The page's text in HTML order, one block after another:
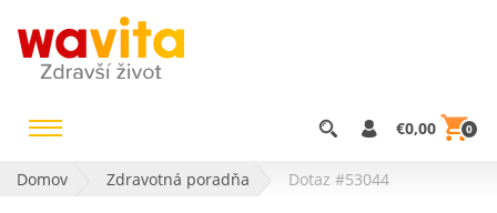
€0,00 0
Domov Zdravotná poradňa Dotaz #53044